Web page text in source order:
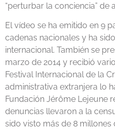
“perturbar la conciencia” de
El vídeo se ha emitido en 9
cadenas nacionales y ha
internacional. También se
marzo de 2014 y recibió
Festival Internacional de la
administrativa extranjera lo
Fundación Jérôme Lejeune
denuncias llevaron a la
sido visto más de 8 millones